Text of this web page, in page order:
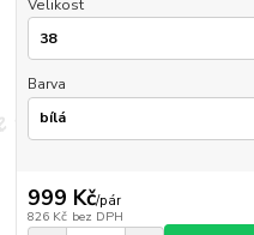
Velikost
Barva
999 Kč/pár
826 Kč bez DPH